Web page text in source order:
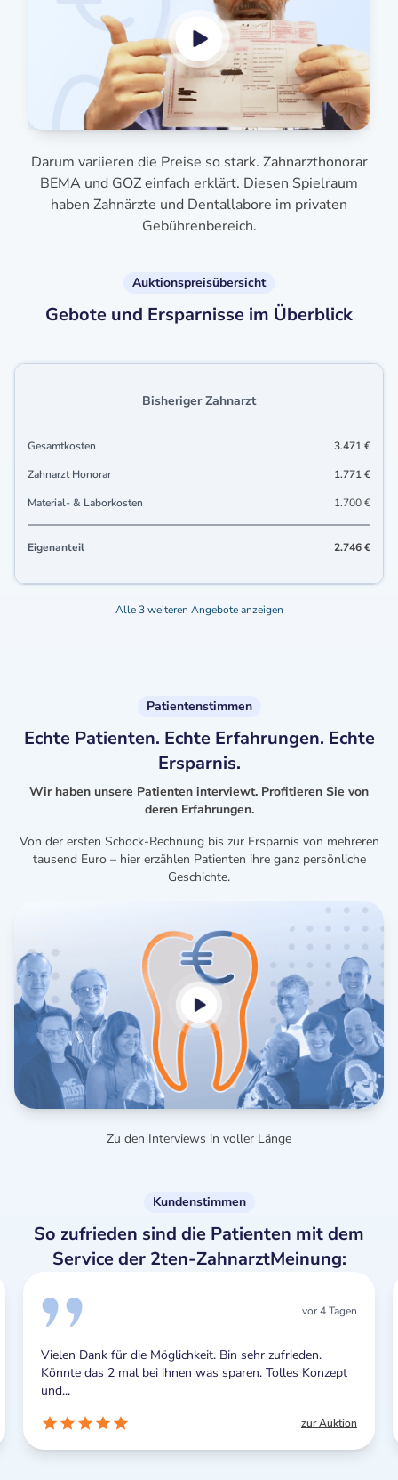
Darum variieren die Preise so stark. Zahnarzthonorar
BEMA und GOZ einfach erklärt. Diesen Spielraum
haben Zahnärzte und Dentallabore im privaten
Gebührenbereich.
Auktionspreisübersicht
Gebote und Ersparnisse im Überblick
Bisheriger Zahnarzt
Gesamtkosten
3.471 €
Zahnarzt Honorar
1.771 €
Material- & Laborkosten
1.700 €
Eigenanteil 2.746 €
Alle 3 weiteren Angebote anzeigen
Patientenstimmen
Echte Patienten. Echte Erfahrungen. Echte
Ersparnis.
Wir haben unsere Patienten interviewt. Profitieren Sie von
deren Erfahrungen.
Von der ersten Schock-Rechnung bis zur Ersparnis von mehreren
tausend Euro – hier erzählen Patienten ihre ganz persönliche
Geschichte.
Zu den Interviews in voller Länge
Kundenstimmen
So zufrieden sind die Patienten mit dem
Service der 2ten-ZahnarztMeinung:
vor 4 Tagen
Vielen Dank für die Möglichkeit. Bin sehr zufrieden.
Könnte das 2 mal bei ihnen was sparen. Tolles Konzept
und...
zur Auktion